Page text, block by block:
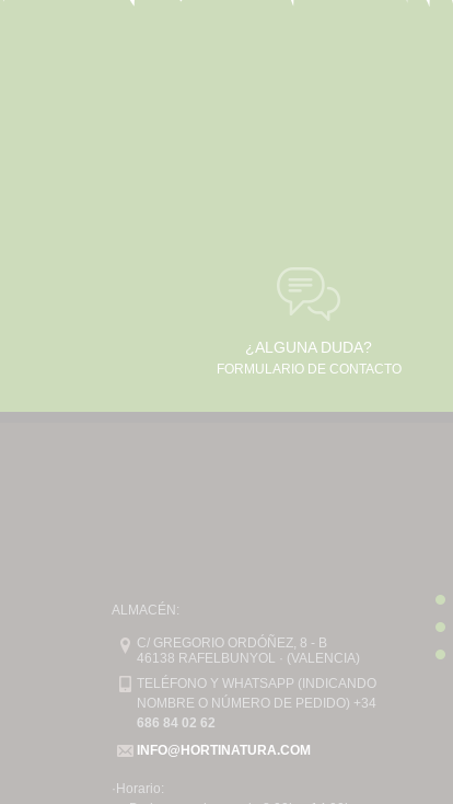
¿ALGUNA DUDA?
FORMULARIO DE CONTACTO
ALMACÉN:
C/ GREGORIO ORDÓÑEZ, 8 - B
46138 RAFELBUNYOL · (VALENCIA)
TELÉFONO Y WHATSAPP (INDICANDO
NOMBRE O NÚMERO DE PEDIDO) +34
686 84 02 62
INFO@HORTINATURA.COM
·Horario: